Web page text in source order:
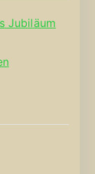
Jubiläum